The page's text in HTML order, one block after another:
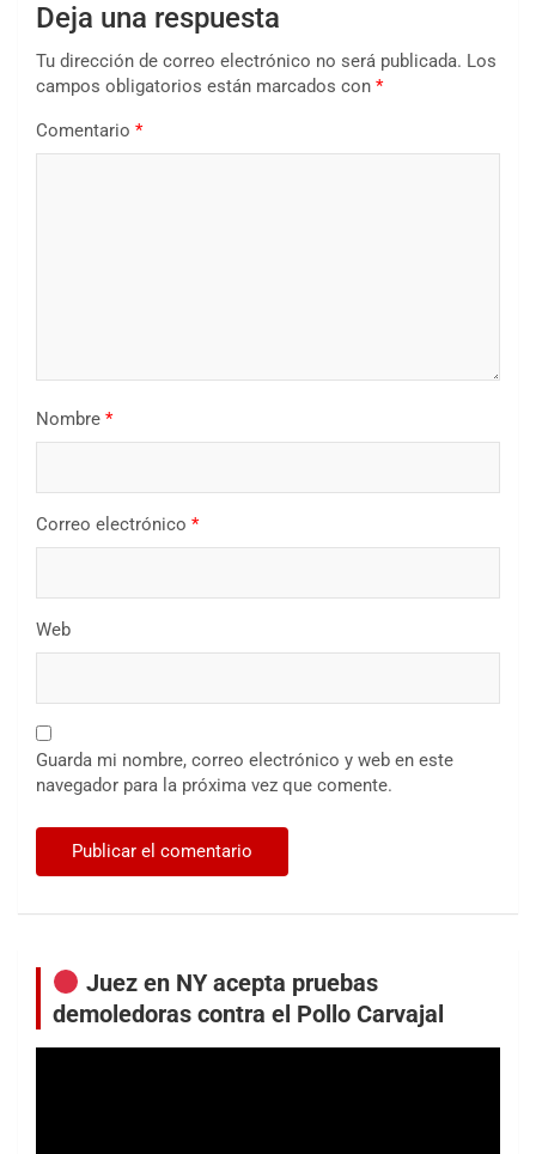
Deja una respuesta
Tu dirección de correo electrónico no será publicada. Los
campos obligatorios están marcados con *
Comentario *
Nombre *
Correo electrónico *
Web
Guarda mi nombre, correo electrónico y web en este
navegador para la próxima vez que comente.
Juez en NY acepta pruebas
demoledoras contra el Pollo Carvajal